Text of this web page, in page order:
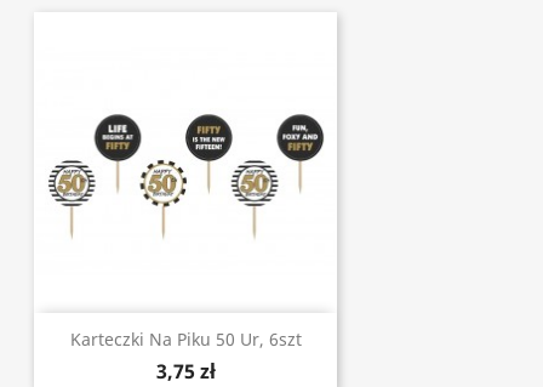
Karteczki Na Piku 50 Ur, 6szt
3,75 zł